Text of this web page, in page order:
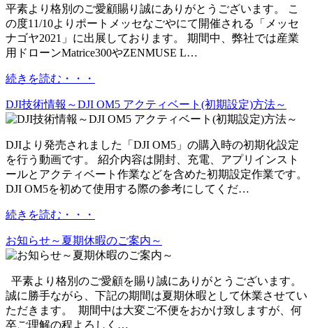
平素より格別のご愛顧賜り誠にありがとうございます。 こ
の度11/10よりポートメッセなごやにて開催される「メッセ
ナゴヤ2021」に出展しております。 期間中、弊社では産業
用ドローンMatrice300やZENMUSE L…
続きを読む・・・
DJI技術情報～DJI OM5 アクティベート(初期設定)方法～
DJIより発売されました「DJI OM5」の購入時の初期化設定
を行う動画です。 紹介内容は開封、充電、アプリインスト
ールとアクティベート作業などを含めた初期設定作業です。
DJI OM5を初めて使用する際の参考にしてくだ…
続きを読む・・・
お知らせ～夏期休暇のご案内～
平素より格別のご愛顧を賜り誠にありがとうございます。
誠に勝手ながら、下記の期間は夏期休暇として休業させてい
ただきます。 期間中は大変ご不便をおかけ致しますが、何
卒ご理解の程よろしく…